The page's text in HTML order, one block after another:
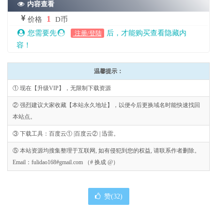
内容查看
价格 1
D币
您需要先
注册/登陆
后，才能购买查看隐藏内
容！
温馨提示：
① 现在【升级VIP】，无限制下载资源
② 强烈建议大家收藏【本站永久地址】，以便今后更换域名时能快速找回
本站点。
③ 下载工具：百度云① |百度云② | 迅雷。
⑤ 本站资源均搜集整理于互联网, 如有侵犯到您的权益, 请联系作者删除。
Email：fulidao168#gmail.com （# 换成 @）
赞(32)